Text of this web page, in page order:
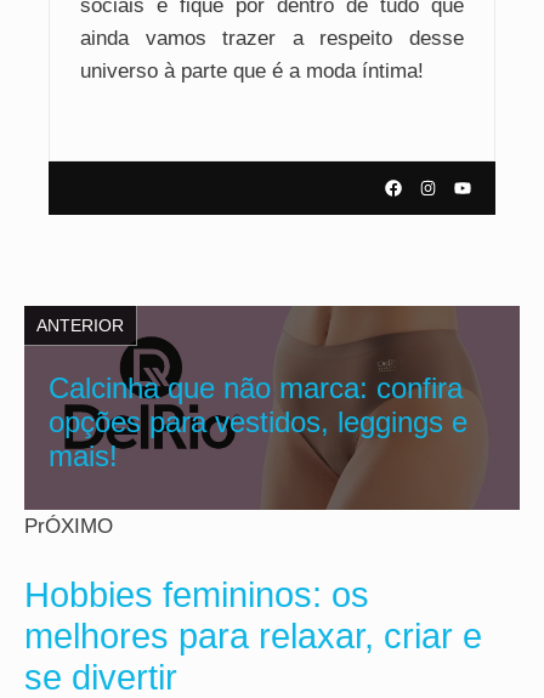
sociais e fique por dentro de tudo que
ainda vamos trazer a respeito desse
universo à parte que é a moda íntima!
ANTERIOR
Calcinha que não marca: confira
opções para vestidos, leggings e
mais!
PrÓXIMO
Hobbies femininos: os
melhores para relaxar, criar e
se divertir